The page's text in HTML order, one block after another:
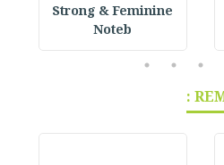
Strong & Feminine
Noteb
3
4
5